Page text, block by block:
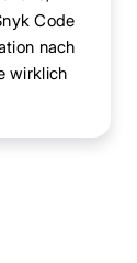
Code
nach
wirklich